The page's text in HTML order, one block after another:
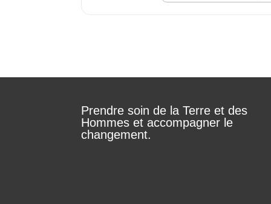
Prendre soin de la Terre et des
Hommes et accompagner le
changement.